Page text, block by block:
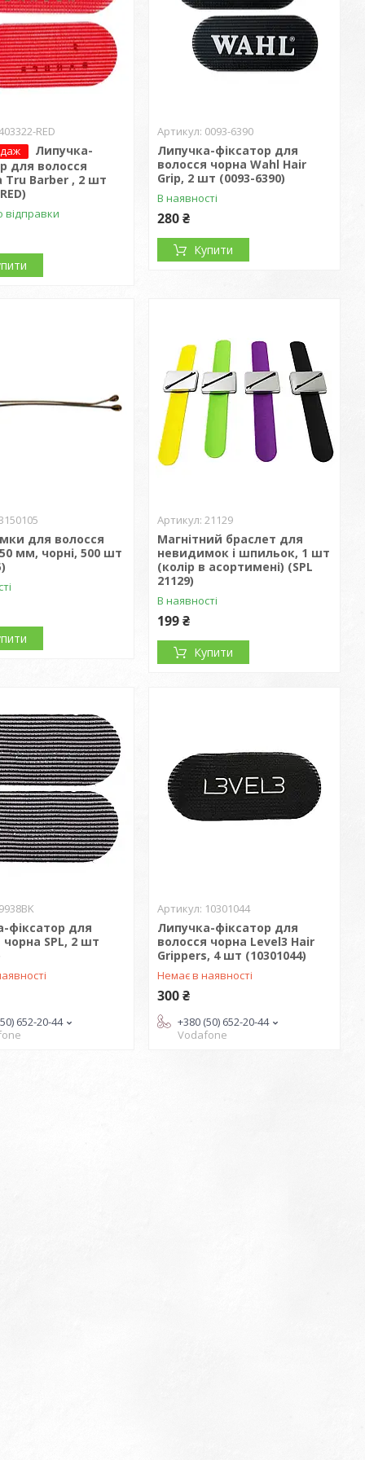
RED
Липучка-
для волосся
Tru Barber , 2 шт
відправки
0093-6390
Липучка-фіксатор для
волосся чорна Wahl Hair
Grip, 2 шт (0093-6390)
В наявності
280 ₴
Купити
для волосся
мм, чорні, 500 шт
21129
Магнітний браслет для
невидимок і шпильок, 1 шт
(колір в асортимені) (SPL
21129)
В наявності
199 ₴
Купити
фіксатор для
чорна SPL, 2 шт
652-20-44
10301044
Липучка-фіксатор для
волосся чорна Level3 Hair
Grippers, 4 шт (10301044)
Немає в наявності
300 ₴
+380 (50) 652-20-44
Vodafone